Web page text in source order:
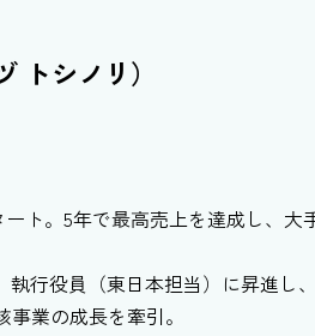
トシノリ）
ト。 5年で最高売上を達成し、大
行役員（東日本担当）に昇進し、
業の成長を牽引。